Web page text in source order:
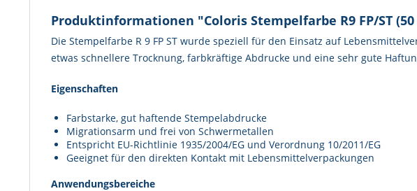
Produktinformationen "Coloris Stempelfarbe R9 FP/ST
Die Stempelfarbe R 9 FP ST wurde speziell für den Einsatz auf
etwas schnellere Trocknung, farbkräftige Abdrucke und eine sehr gute
Eigenschaften
Farbstarke, gut haftende Stempelabdrucke
Migrationsarm und frei von Schwermetallen
Entspricht EU-Richtlinie 1935/2004/EG und Verordnung 10/2011/EG
Geeignet für den direkten Kontakt mit Lebensmittelverpackungen
Anwendungsbereiche